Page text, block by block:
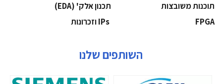
‫תוכנות משובצות‬
‫תכנון אלק' (‪(EDA‬‬
‫‪FPGA‬‬
השותפים שלנו